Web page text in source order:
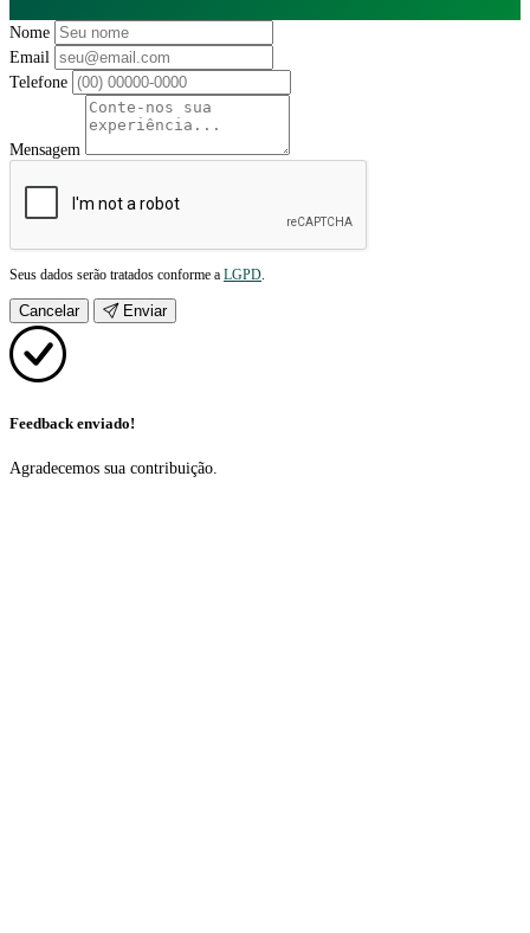
Nome
Email
Telefone
Mensagem
Seus dados serão tratados conforme a LGPD.
Cancelar Enviar
Feedback enviado!
Agradecemos sua contribuição.